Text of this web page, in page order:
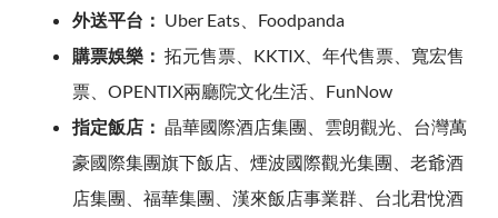
外送平台： Uber Eats、Foodpanda
購票娛樂： 拓元售票、KKTIX、年代售票、寬宏售
票、OPENTIX兩廳院文化生活、FunNow
指定飯店： 晶華國際酒店集團、雲朗觀光、台灣萬
豪國際集團旗下飯店、煙波國際觀光集團、老爺酒
店集團、福華集團、漢來飯店事業群、台北君悅酒